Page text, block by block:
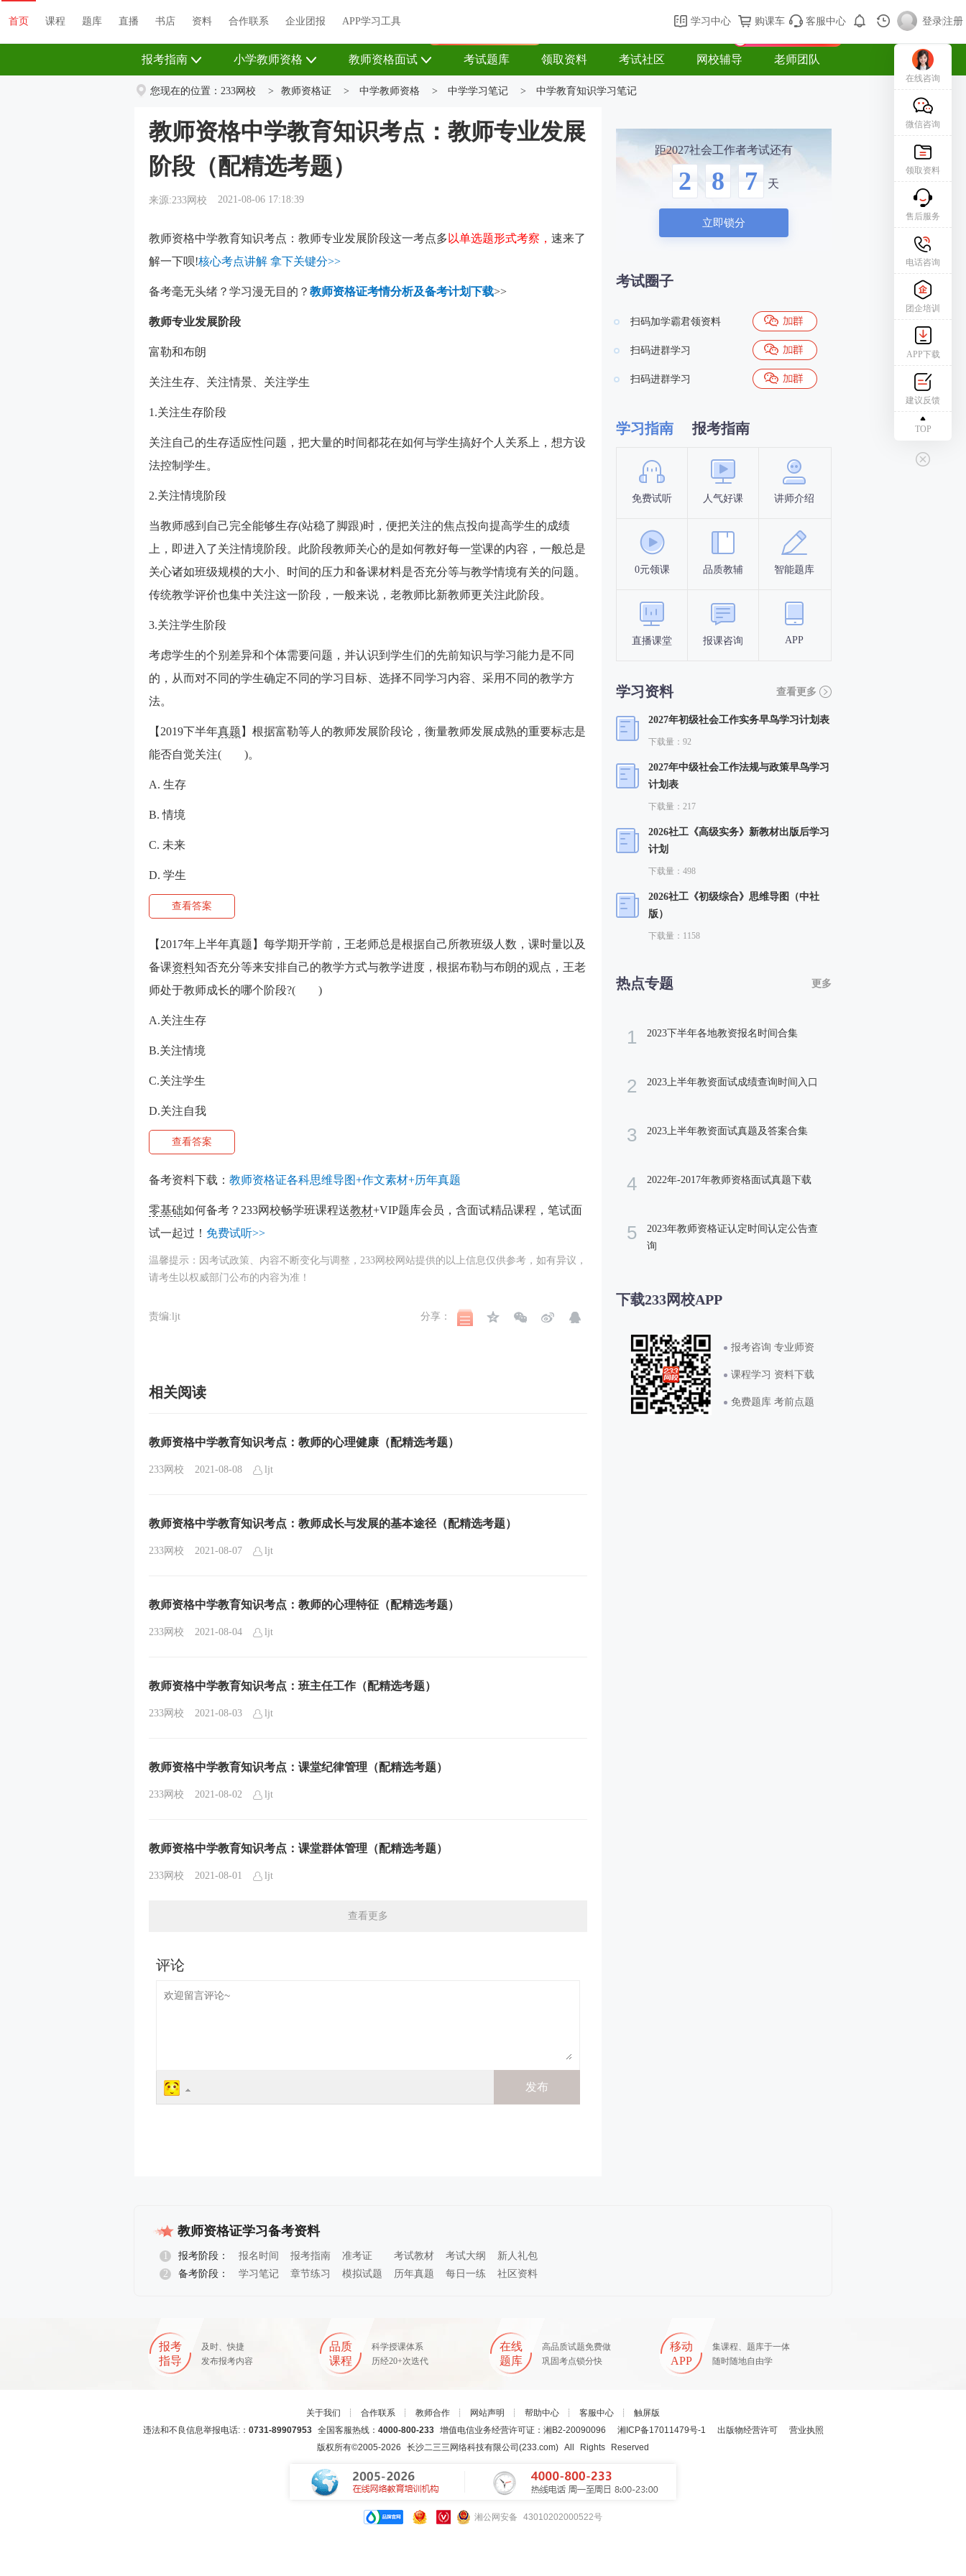
首页 课程 题库 直播 书店 资料 合作联系 企业团报 APP学习工具 学习中心 购课车 客服中心 登录|注册
首页 课程 题库 直播 书店 资料 关于我们 帮助中心 购课车 登录/注册
报考指南 小学教师资格 教师资格面试 考试题库 领取资料 考试社区 网校辅导 老师团队
您现在的位置： 233网校 > 教师资格证 > 中学教师资格 > 中学学习笔记 > 中学教育知识学习笔记
教师资格中学教育知识考点：教师专业发展
阶段（配精选考题）
来源:233网校 2021-08-06 17:18:39
教师资格中学教育知识考点：教师专业发展阶段这一考点多 以单选题形式考察， 速来了
解一下呗!核心考点讲解 拿下关键分>>
备考毫无头绪？学习漫无目的？ 教师资格证考情分析及备考计划下载>>
教师专业发展阶段
富勒和布朗
关注生存、关注情景、关注学生
1.关注生存阶段
关注自己的生存适应性问题，把大量的时间都花在如何与学生搞好个人关系上，想方设
法控制学生。
2.关注情境阶段
当教师感到自己完全能够生存(站稳了脚跟)时，便把关注的焦点投向提高学生的成绩
上，即进入了关注情境阶段。此阶段教师关心的是如何教好每一堂课的内容，一般总是
关心诸如班级规模的大小、时间的压力和备课材料是否充分等与教学情境有关的问题。
传统教学评价也集中关注这一阶段，一般来说，老教师比新教师更关注此阶段。
3.关注学生阶段
考虑学生的个别差异和个体需要问题，并认识到学生们的先前知识与学习能力是不同
的，从而对不同的学生确定不同的学习目标、选择不同学习内容、采用不同的教学方
法。
【2019下半年真题 】根据富勒等人的教师发展阶段论，衡量教师发展成熟的重要标志是
能否自觉关注( )。
A. 生存
B. 情境
C. 未来
D. 学生
查看答案
【2017年上半年真题】每学期开学前，王老师总是根据自己所教班级人数，课时量以及
备课资料知否充分等来安排自己的教学方式与教学进度，根据布勒与布朗的观点，王老
师处于教师成长的哪个阶段?( )
A.关注生存
B.关注情境
C.关注学生
D.关注自我
查看答案
备考资料下载： 教师资格证各科思维导图+作文素材+历年真题
零基础如何备考？233网校畅学班课程送教材+VIP题库会员，含面试精品课程，笔试面
试一起过！ 免费试听>>
温馨提示：因考试政策、内容不断变化与调整，233网校网站提供的以上信息仅供参考，如有异议，
请考生以权威部门公布的内容为准！
责编:ljt 分享：
相关阅读
教师资格中学教育知识考点：教师的心理健康（配精选考题）
233网校 2021-08-08 ljt
教师资格中学教育知识考点：教师成长与发展的基本途径（配精选考题）
233网校 2021-08-07 ljt
教师资格中学教育知识考点：教师的心理特征（配精选考题）
233网校 2021-08-04 ljt
教师资格中学教育知识考点：班主任工作（配精选考题）
233网校 2021-08-03 ljt
教师资格中学教育知识考点：课堂纪律管理（配精选考题）
233网校 2021-08-02 ljt
教师资格中学教育知识考点：课堂群体管理（配精选考题）
233网校 2021-08-01 ljt
查看更多
距2027社会工作者考试还有
2 8 7 天
立即锁分
考试圈子
扫码加学霸君领资料
扫码进群学习
扫码进群学习
学习指南 报考指南
免费试听 人气好课 讲师介绍
0元领课 品质教辅 智能题库
直播课堂 报课咨询 APP
学习资料 查看更多
2027年初级社会工作实务早鸟学习计划表
下载量：92
2027年中级社会工作法规与政策早鸟学习
计划表
下载量：217
2026社工《高级实务》新教材出版后学习
计划
下载量：498
2026社工《初级综合》思维导图（中社
版）
下载量：1158
热点专题 更多
1 2023下半年各地教资报名时间合集
2 2023上半年教资面试成绩查询时间入口
3 2023上半年教资面试真题及答案合集
4 2022年-2017年教师资格面试真题下载
5
2023年教师资格证认定时间认定公告查
询
下载233网校APP
报考咨询 专业师资
课程学习 资料下载
免费题库 考前点题
教师资格证学习备考资料
1 报考阶段： 报名时间 报考指南 准考证 考试教材 考试大纲
新人礼包
报名指导
2 备考阶段： 学习笔记 章节练习 模拟试题 历年真题 每日一练 社区资料
报考
指导
及时、快捷
发布报考内容
品质
课程
科学授课体系
历经20+次迭代
在线
题库
高品质试题免费做
巩固考点锁分快
移动
APP
集课程、题库于一体
随时随地自由学
关于我们 ┊ 合作联系 ┊ 教师合作 ┊ 网站声明 ┊ 帮助中心 ┊ 客服中心 ┊ 触屏版
违法和不良信息举报电话:： 0731-89907953全国客服热线： 4000-800-233增值电信业务经营许可证：湘B2-20090096 湘ICP备17011479号-1 出版物经营许可
营业执照
版权所有©2005-2026 长沙二三三网络科技有限公司(233.com) All Rights Reserved
湘公网安备 43010202000522号
在线咨询
微信咨询
领取资料
售后服务
电话咨询
团企培训
APP下载
建议反馈
TOP